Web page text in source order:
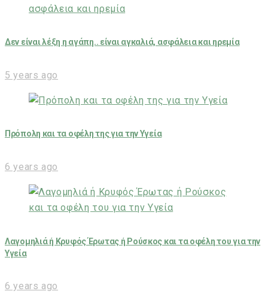
Δεν είναι λέξη η αγάπη.. είναι αγκαλιά, ασφάλεια και ηρεμία
5 years ago
Πρόπολη και τα οφέλη της για την Υγεία
6 years ago
Λαγομηλιά ή Κρυφός Έρωτας ή Ρούσκος και τα οφέλη του για την
Υγεία
6 years ago